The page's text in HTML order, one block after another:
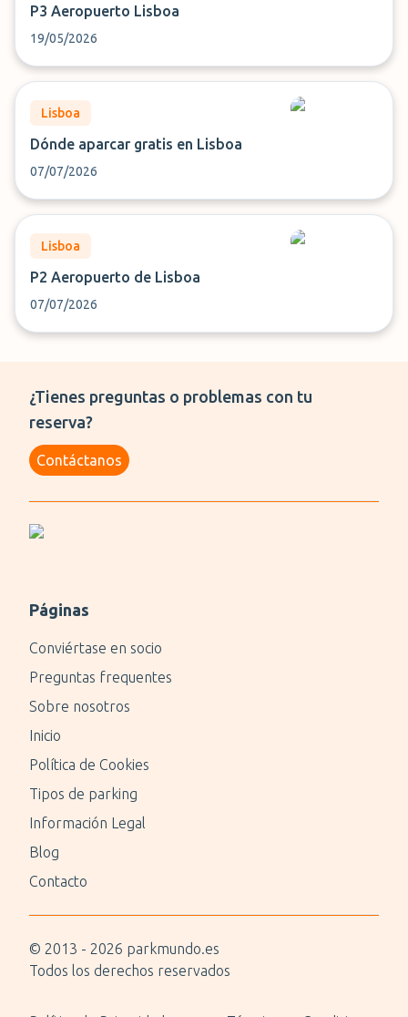
P3 Aeropuerto Lisboa
19/05/2026
Lisboa
Dónde aparcar gratis en Lisboa
07/07/2026
Lisboa
P2 Aeropuerto de Lisboa
07/07/2026
¿Tienes preguntas o problemas con tu
reserva?
Contáctanos
Páginas
Conviértase en socio
Preguntas frequentes
Sobre nosotros
Inicio
Política de Cookies
Tipos de parking
Información Legal
Blog
Contacto
© 2013 - 2026 parkmundo.es
Todos los derechos reservados